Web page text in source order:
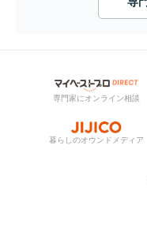
専門家にオンライン相談
暮らしのオウンドメディア